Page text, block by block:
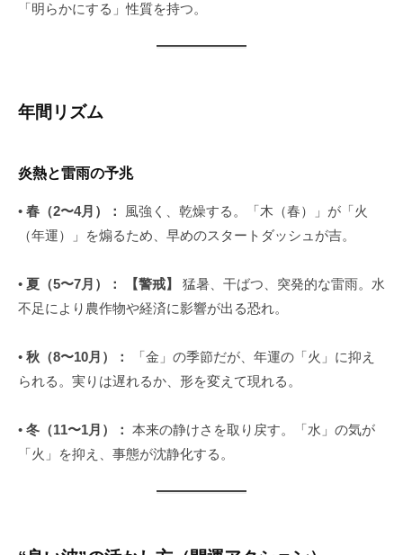
「明らかにする」性質を持つ。
年間リズム
炎熱と雷雨の予兆
• 春（2〜4月）：
風強く、乾燥する。「木（春）」が「火
（年運）」を煽るため、早めのスタートダッシュが吉。
• 夏（5〜7月）： 【警戒】
猛暑、干ばつ、突発的な雷雨。水
不足により農作物や経済に影響が出る恐れ。
• 秋（8〜10月）：
「金」の季節だが、年運の「火」に抑え
られる。実りは遅れるか、形を変えて現れる。
• 冬（11〜1月）： 本来の静けさを取り戻す。「水」の気が
「火」を抑え、事態が沈静化する。